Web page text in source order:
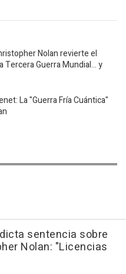
Nolan revierte el
Tercera Guerra Mundial... y
La "Guerra Fría Cuántica"
sentencia sobre
Nolan: "Licencias